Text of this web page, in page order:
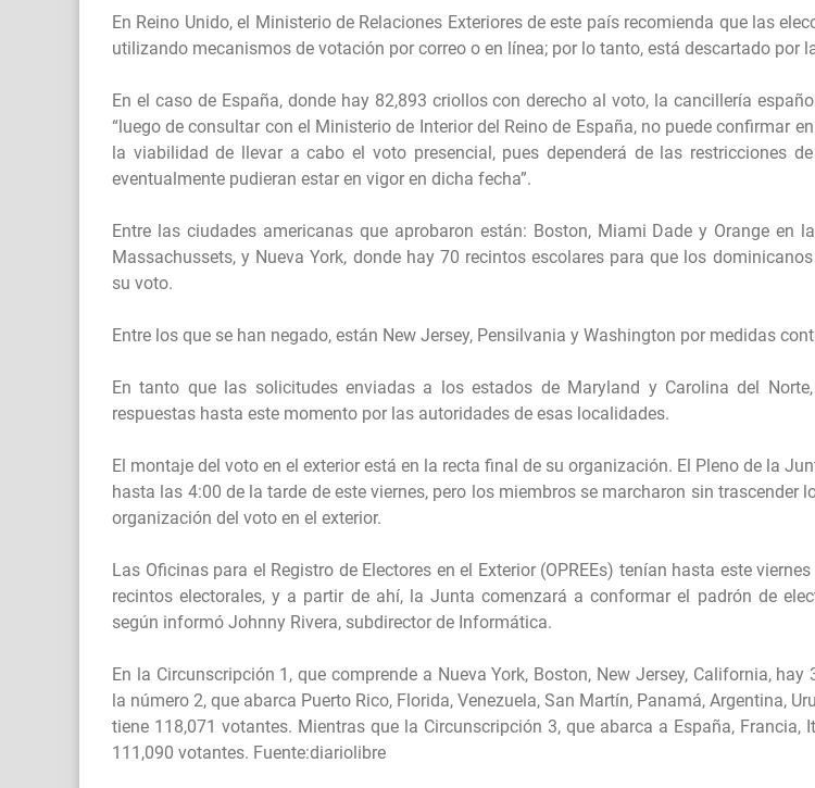
En Reino Unido, el Ministerio de Relaciones Exteriores de este país recomienda que las
utilizando mecanismos de votación por correo o en línea; por lo tanto, está descartado por
En el caso de España, donde hay 82,893 criollos con derecho al voto, la cancillería
“luego de consultar con el Ministerio de Interior del Reino de España, no puede confirmar
la viabilidad de llevar a cabo el voto presencial, pues dependerá de las restricciones
eventualmente pudieran estar en vigor en dicha fecha”.
Entre las ciudades americanas que aprobaron están: Boston, Miami Dade y Orange en
Massachussets, y Nueva York, donde hay 70 recintos escolares para que los
su voto.
Entre los que se han negado, están New Jersey, Pensilvania y Washington por medidas
En tanto que las solicitudes enviadas a los estados de Maryland y Carolina del
respuestas hasta este momento por las autoridades de esas localidades.
El montaje del voto en el exterior está en la recta final de su organización. El Pleno de la
hasta las 4:00 de la tarde de este viernes, pero los miembros se marcharon sin trascender
organización del voto en el exterior.
Las Oficinas para el Registro de Electores en el Exterior (OPREEs) tenían hasta este
recintos electorales, y a partir de ahí, la Junta comenzará a conformar el padrón de
según informó Johnny Rivera, subdirector de Informática.
En la Circunscripción 1, que comprende a Nueva York, Boston, New Jersey, California, hay
la número 2, que abarca Puerto Rico, Florida, Venezuela, San Martín, Panamá, Argentina,
tiene 118,071 votantes. Mientras que la Circunscripción 3, que abarca a España, Francia,
111,090 votantes. Fuente:diariolibre